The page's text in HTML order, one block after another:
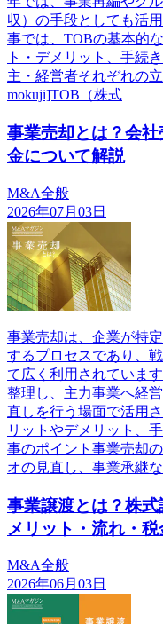
収）の手段としても活
事では、TOBの基本的
ト・デメリット、手続
主・経営者それぞれの
mokuji]TOB（株式
事業売却とは？会
金について解説
M&A全般
2026年07月03日
事業売却は、企業が特
するプロセスであり、
て広く利用されていま
整理し、主力事業へ経
直しを行う場面で活用
リットやデメリット、
事のポイント事業売却
オの見直し、事業承継な
事業譲渡とは？株
メリット・流れ・
M&A全般
2026年06月03日